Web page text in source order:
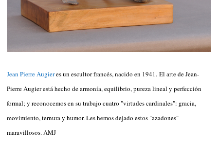
Jean Pierre Augieres un escultor francés, nacido en 1941. El arte de Jean-
Pierre Augier está hecho de armonía, equilibrio, pureza lineal y perfección
formal; y reconocemos en su trabajo cuatro "virtudes cardinales": gracia,
movimiento, ternura y humor. Les hemos dejado estos "azadones"
maravillosos. AMJ